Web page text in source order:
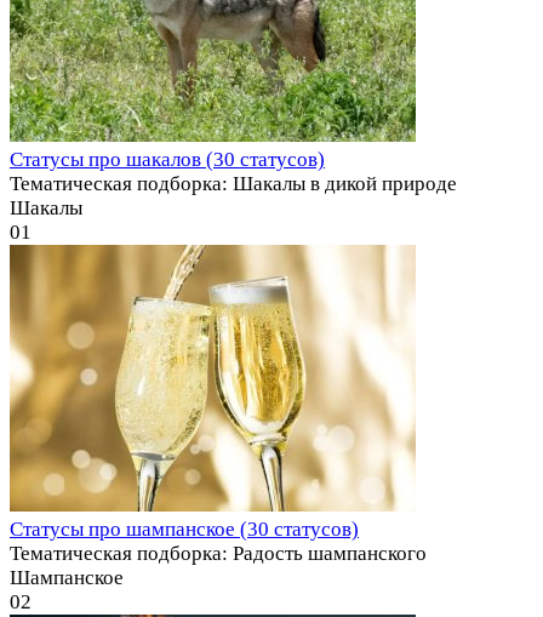
Статусы про шакалов (30 статусов)
Тематическая подборка: Шакалы в дикой природе
Шакалы
01
Статусы про шампанское (30 статусов)
Тематическая подборка: Радость шампанского
Шампанское
02